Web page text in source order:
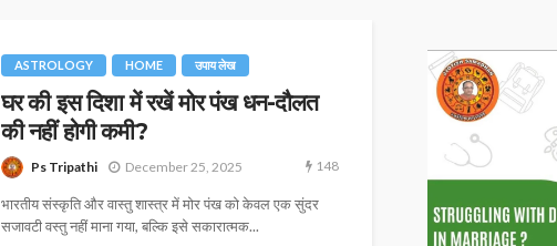
ASTROLOGY HOME उपाय लेख
घर की इस दिशा में रखें मोर पंख धन-दौलत
की नहीं होगी कमी?
Ps Tripathi December 25, 2025 148
भारतीय संस्कृति और वास्तु शास्त्र में मोर पंख को केवल एक सुंदर
सजावटी वस्तु नहीं माना गया, बल्कि इसे सकारात्मक...